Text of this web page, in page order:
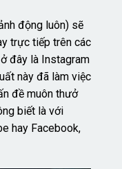
động luôn) sẽ
trực tiếp trên các
đây là Instagram
này đã làm việc
đề muôn thưở
biết là với
hay Facebook,